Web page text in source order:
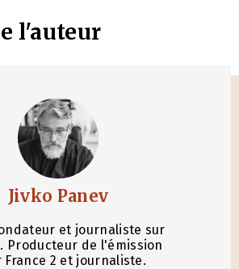
l'auteur
Jivko Panev
et journaliste sur
Producteur de l'émission
2 et journaliste.